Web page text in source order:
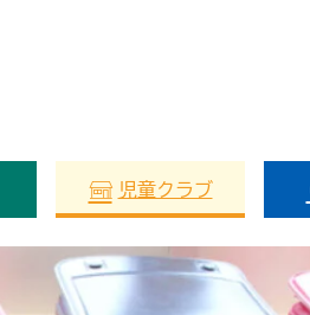
児童クラブ